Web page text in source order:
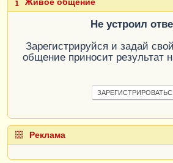
СтрокаАкцизнаяМарка.
Если Не СтрокаТЧ.
Тогда
Номенклатуры.ПустаяСсылка");
СтрокаТЧ.
СтрокаТЧ.
Живое общение
Не устроил
Зарегистрируйся и задай
общение приносит результат
Реклама